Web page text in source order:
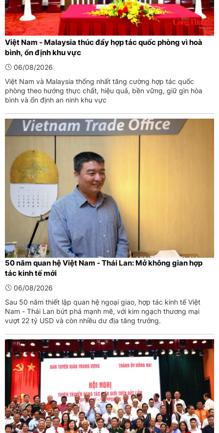
Việt Nam - Malaysia thúc đẩy hợp tác quốc phòng vì hoà
bình, ổn định khu vực
06/08/2026
Việt Nam và Malaysia thống nhất tăng cường hợp tác quốc
phòng theo hướng thực chất, hiệu quả, bền vững, giữ gìn hòa
bình và ổn định an ninh khu vực
50 năm quan hệ Việt Nam - Thái Lan: Mở không gian hợp
tác kinh tế mới
06/08/2026
Sau 50 năm thiết lập quan hệ ngoại giao, hợp tác kinh tế Việt
Nam - Thái Lan bứt phá mạnh mẽ, với kim ngạch thương mại
vượt 22 tỷ USD và còn nhiều dư địa tăng trưởng.